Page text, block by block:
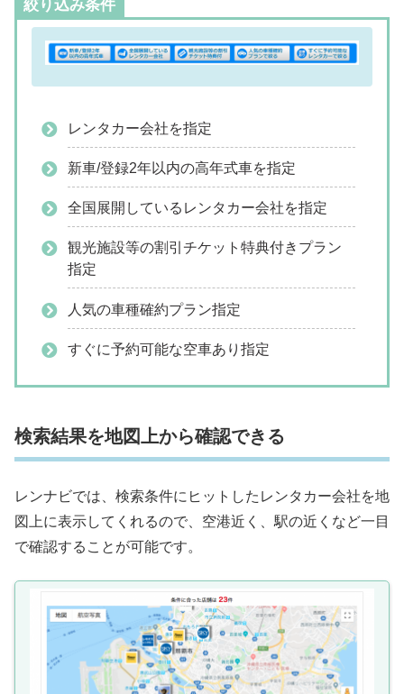
絞り込み条件
レンタカー会社を指定
新車/登録2年以内の高年式車を指定
全国展開しているレンタカー会社を指定
観光施設等の割引チケット特典付きプラン
指定
人気の車種確約プラン指定
すぐに予約可能な空車あり指定
検索結果を地図上から確認できる
レンナビでは、検索条件にヒットしたレンタカー会社を地
図上に表示してくれるので、空港近く、駅の近くなど一目
で確認することが可能です。